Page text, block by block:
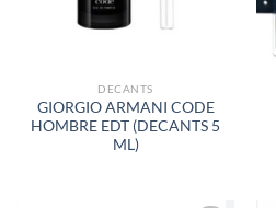
DECANTS
GIORGIO ARMANI CODE
HOMBRE EDT (DECANTS 5
ML)